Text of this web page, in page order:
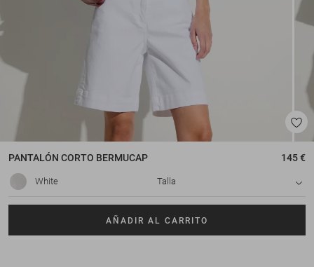
PANTALÓN CORTO BERMUCAP 145 €
White Talla
AÑADIR AL CARRITO